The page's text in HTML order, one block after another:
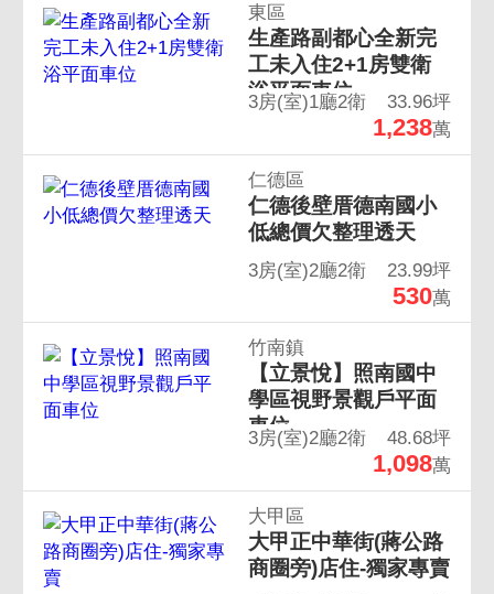
東區
生產路副都心全新完
工未入住2+1房雙衛
浴平面車位
3房(室)1廳2衛 33.96坪
1,238萬
仁德區
仁德後壁厝德南國小
低總價欠整理透天
3房(室)2廳2衛 23.99坪
530萬
竹南鎮
【立景悅】照南國中
學區視野景觀戶平面
車位
3房(室)2廳2衛 48.68坪
1,098萬
大甲區
大甲正中華街(蔣公路
商圈旁)店住-獨家專賣